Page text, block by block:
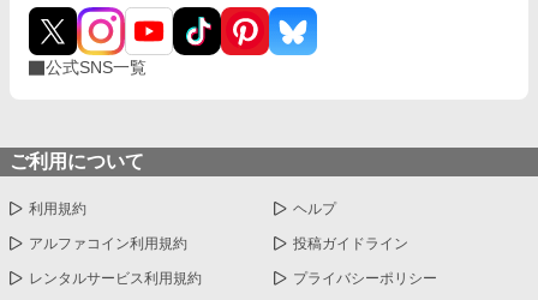
公式SNS一覧
ご利用について
利用規約 ヘルプ
アルファコイン利用規約 投稿ガイドライン
レンタルサービス利用規約 プライバシーポリシー